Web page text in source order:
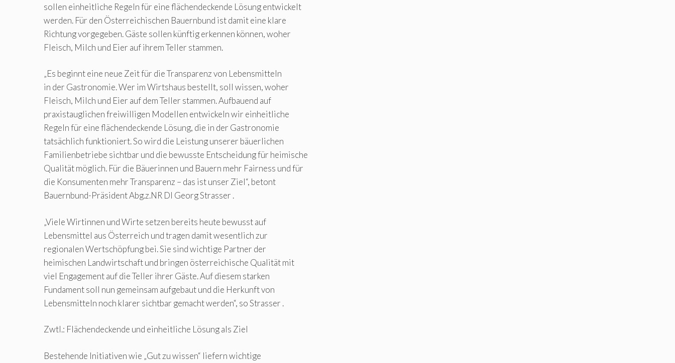
sollen einheitliche Regeln für eine flächendeckende Lösung entwickelt
werden. Für den Österreichischen Bauernbund ist damit eine klare
Richtung vorgegeben. Gäste sollen künftig erkennen können, woher
Fleisch, Milch und Eier auf ihrem Teller stammen.
„Es beginnt eine neue Zeit für die Transparenz von Lebensmitteln
in der Gastronomie. Wer im Wirtshaus bestellt, soll wissen, woher
Fleisch, Milch und Eier auf dem Teller stammen. Aufbauend auf
praxistauglichen freiwilligen Modellen entwickeln wir einheitliche
Regeln für eine flächendeckende Lösung, die in der Gastronomie
tatsächlich funktioniert. So wird die Leistung unserer bäuerlichen
Familienbetriebe sichtbar und die bewusste Entscheidung für heimische
Qualität möglich. Für die Bäuerinnen und Bauern mehr Fairness und für
die Konsumenten mehr Transparenz – das ist unser Ziel“, betont
Bauernbund-Präsident Abg.z.NR DI Georg Strasser .
„Viele Wirtinnen und Wirte setzen bereits heute bewusst auf
Lebensmittel aus Österreich und tragen damit wesentlich zur
regionalen Wertschöpfung bei. Sie sind wichtige Partner der
heimischen Landwirtschaft und bringen österreichische Qualität mit
viel Engagement auf die Teller ihrer Gäste. Auf diesem starken
Fundament soll nun gemeinsam aufgebaut und die Herkunft von
Lebensmitteln noch klarer sichtbar gemacht werden“, so Strasser .
Zwtl.: Flächendeckende und einheitliche Lösung als Ziel
Bestehende Initiativen wie „Gut zu wissen“ liefern wichtige